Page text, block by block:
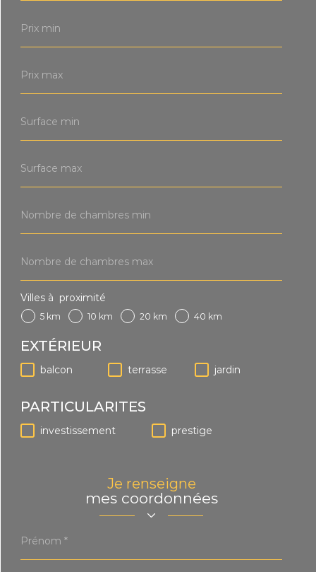
min
max
min
max
de
chambres
de
chambres
max
Villes à proximité
5 km 10 km 20 km 40 km
EXTÉRIEUR
balcon terrasse jardin
PARTICULARITES
investissement prestige
Je renseigne
mes coordonnées
*